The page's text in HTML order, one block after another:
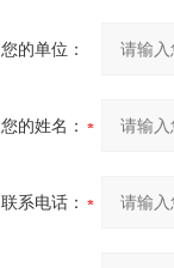
您的单位：
您的姓名：
联系电话：